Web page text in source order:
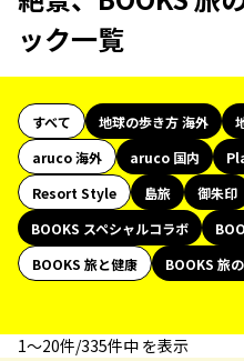
ック一覧
すべて 地球の歩き方 海外
aruco 海外
aruco 国内
Resort Style
島旅 御朱印
BOOKS スペシャルコラボ
BOOKS 旅と健康
BOOKS 旅
1〜20件/335件中 を表示